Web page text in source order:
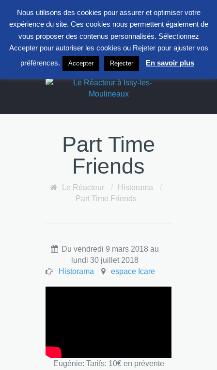
entrepont@clavim.asso.fr 01 41 23 83 83
Le Réacteur
Part Time
Friends
Le Réacteur / Historama
/
Part Time Friends
Du vendredi 9 mars 2018 au
lundi 30 juillet 2018
Historama
espace Icare
Eugénie: Tarifs: 10€ en prévente
Nous utilisons des cookies pour assurer et optimiser votre
expérience du site. Ces cookies nous permettent également de
vous proposer des contenus personnalisés. Sélectionnez
Accepter pour autoriser les cookies ou Rejeter pour ajuster vos
préférences.
Accepter Rejecter En savoir plus